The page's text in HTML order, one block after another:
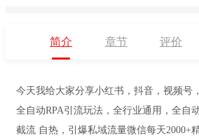
简介 章节 评价
今天我给大家分享小红书，抖音，视频号
全自动RPA引流玩法，全行业通用，全自
截流 自热，引爆私域流量微信每天2000+